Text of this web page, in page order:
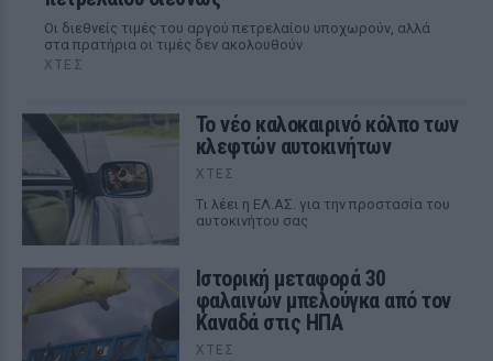
Οι διεθνείς τιμές του αργού πετρελαίου υποχωρούν, αλλά
στα πρατήρια οι τιμές δεν ακολουθούν
ΧΤΕΣ
Το νέο καλοκαιρινό κόλπο των
κλεφτών αυτοκινήτων
ΧΤΕΣ
Tι λέει η ΕΛ.ΑΣ. για την προστασία του
αυτοκινήτου σας
Ιστορική μεταφορά 30
φαλαινών μπελούγκα από τον
Καναδά στις ΗΠΑ
ΧΤΕΣ